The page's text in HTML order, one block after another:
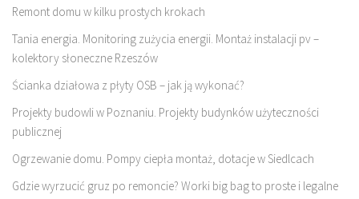
Remont domu w kilku prostych krokach
Tania energia. Monitoring zużycia energii. Montaż instalacji pv –
kolektory słoneczne Rzeszów
Ścianka działowa z płyty OSB – jak ją wykonać?
Projekty budowli w Poznaniu. Projekty budynków użyteczności
publicznej
Ogrzewanie domu. Pompy ciepła montaż, dotacje w Siedlcach
Gdzie wyrzucić gruz po remoncie? Worki big bag to proste i legalne